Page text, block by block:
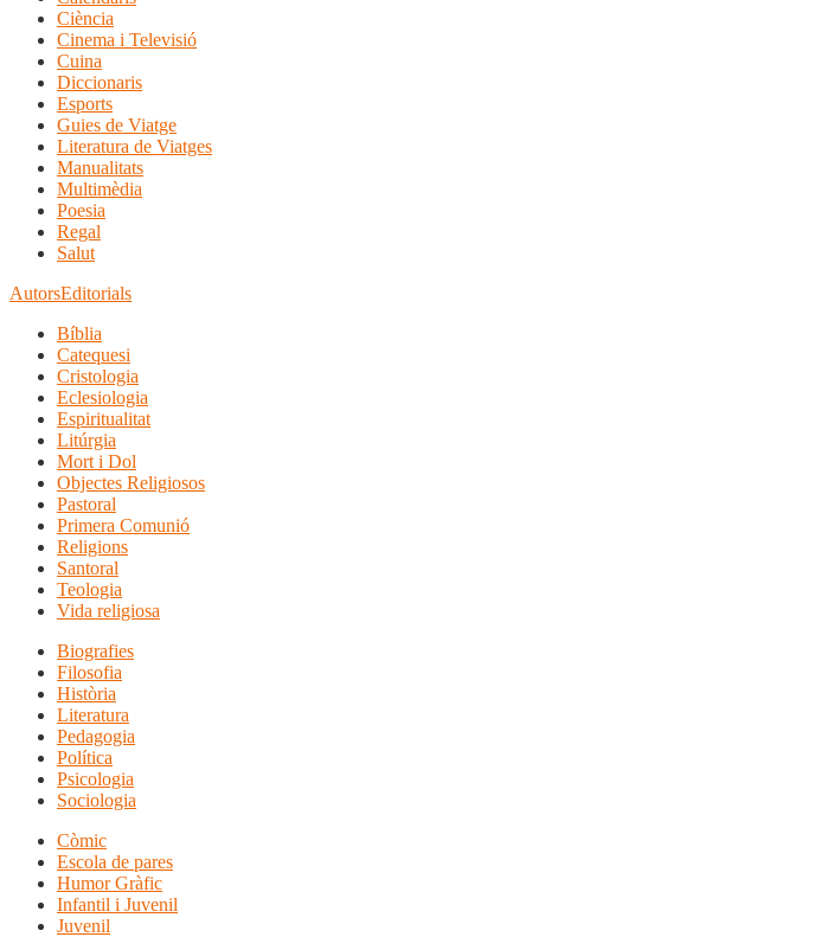
Ciència
Cinema i Televisió
Cuina
Diccionaris
Esports
Guies de Viatge
Literatura de Viatges
Manualitats
Multimèdia
Poesia
Regal
Salut
AutorsEditorials
Bíblia
Catequesi
Cristologia
Eclesiologia
Espiritualitat
Litúrgia
Mort i Dol
Objectes Religiosos
Pastoral
Primera Comunió
Religions
Santoral
Teologia
Vida religiosa
Biografies
Filosofia
Història
Literatura
Pedagogia
Política
Psicologia
Sociologia
Còmic
Escola de pares
Humor Gràfic
Infantil i Juvenil
Juvenil